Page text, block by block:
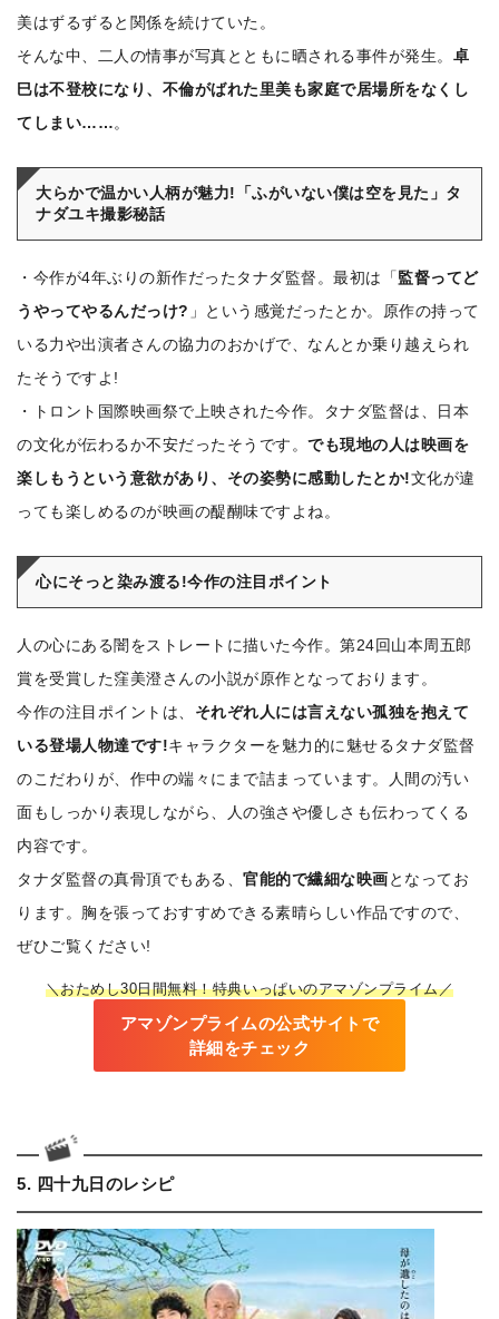
美はずるずると関係を続けていた。
そんな中、二人の情事が写真とともに晒される事件が発生。 卓
巳は不登校になり、不倫がばれた里美も家庭で居場所をなくし
てしまい……。
大らかで温かい人柄が魅力!「ふがいない僕は空を見た」タ
ナダユキ撮影秘話
・今作が4年ぶりの新作だったタナダ監督。最初は「監督ってど
うやってやるんだっけ? 」という感覚だったとか。原作の持って
いる力や出演者さんの協力のおかげで、なんとか乗り越えられ
たそうですよ!
・トロント国際映画祭で上映された今作。タナダ監督は、日本
の文化が伝わるか不安だったそうです。でも現地の人は映画を
楽しもうという意欲があり、その姿勢に感動したとか!文化が違
っても楽しめるのが映画の醍醐味ですよね。
心にそっと染み渡る!今作の注目ポイント
人の心にある闇をストレートに描いた今作。第24回山本周五郎
賞を受賞した窪美澄さんの小説が原作となっております。
今作の注目ポイントは、 それぞれ人には言えない孤独を抱えて
いる登場人物達です!キャラクターを魅力的に魅せるタナダ監督
のこだわりが、作中の端々にまで詰まっています。人間の汚い
面もしっかり表現しながら、人の強さや優しさも伝わってくる
内容です。
タナダ監督の真骨頂でもある、官能的で繊細な映画となってお
ります。胸を張っておすすめできる素晴らしい作品ですので、
ぜひご覧ください!
＼おためし30日間無料！特典いっぱいのアマゾンプライム／
アマゾンプライムの公式サイトで
詳細をチェック
5. 四十九日のレシピ